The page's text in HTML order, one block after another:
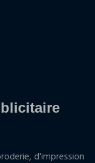
d'impression